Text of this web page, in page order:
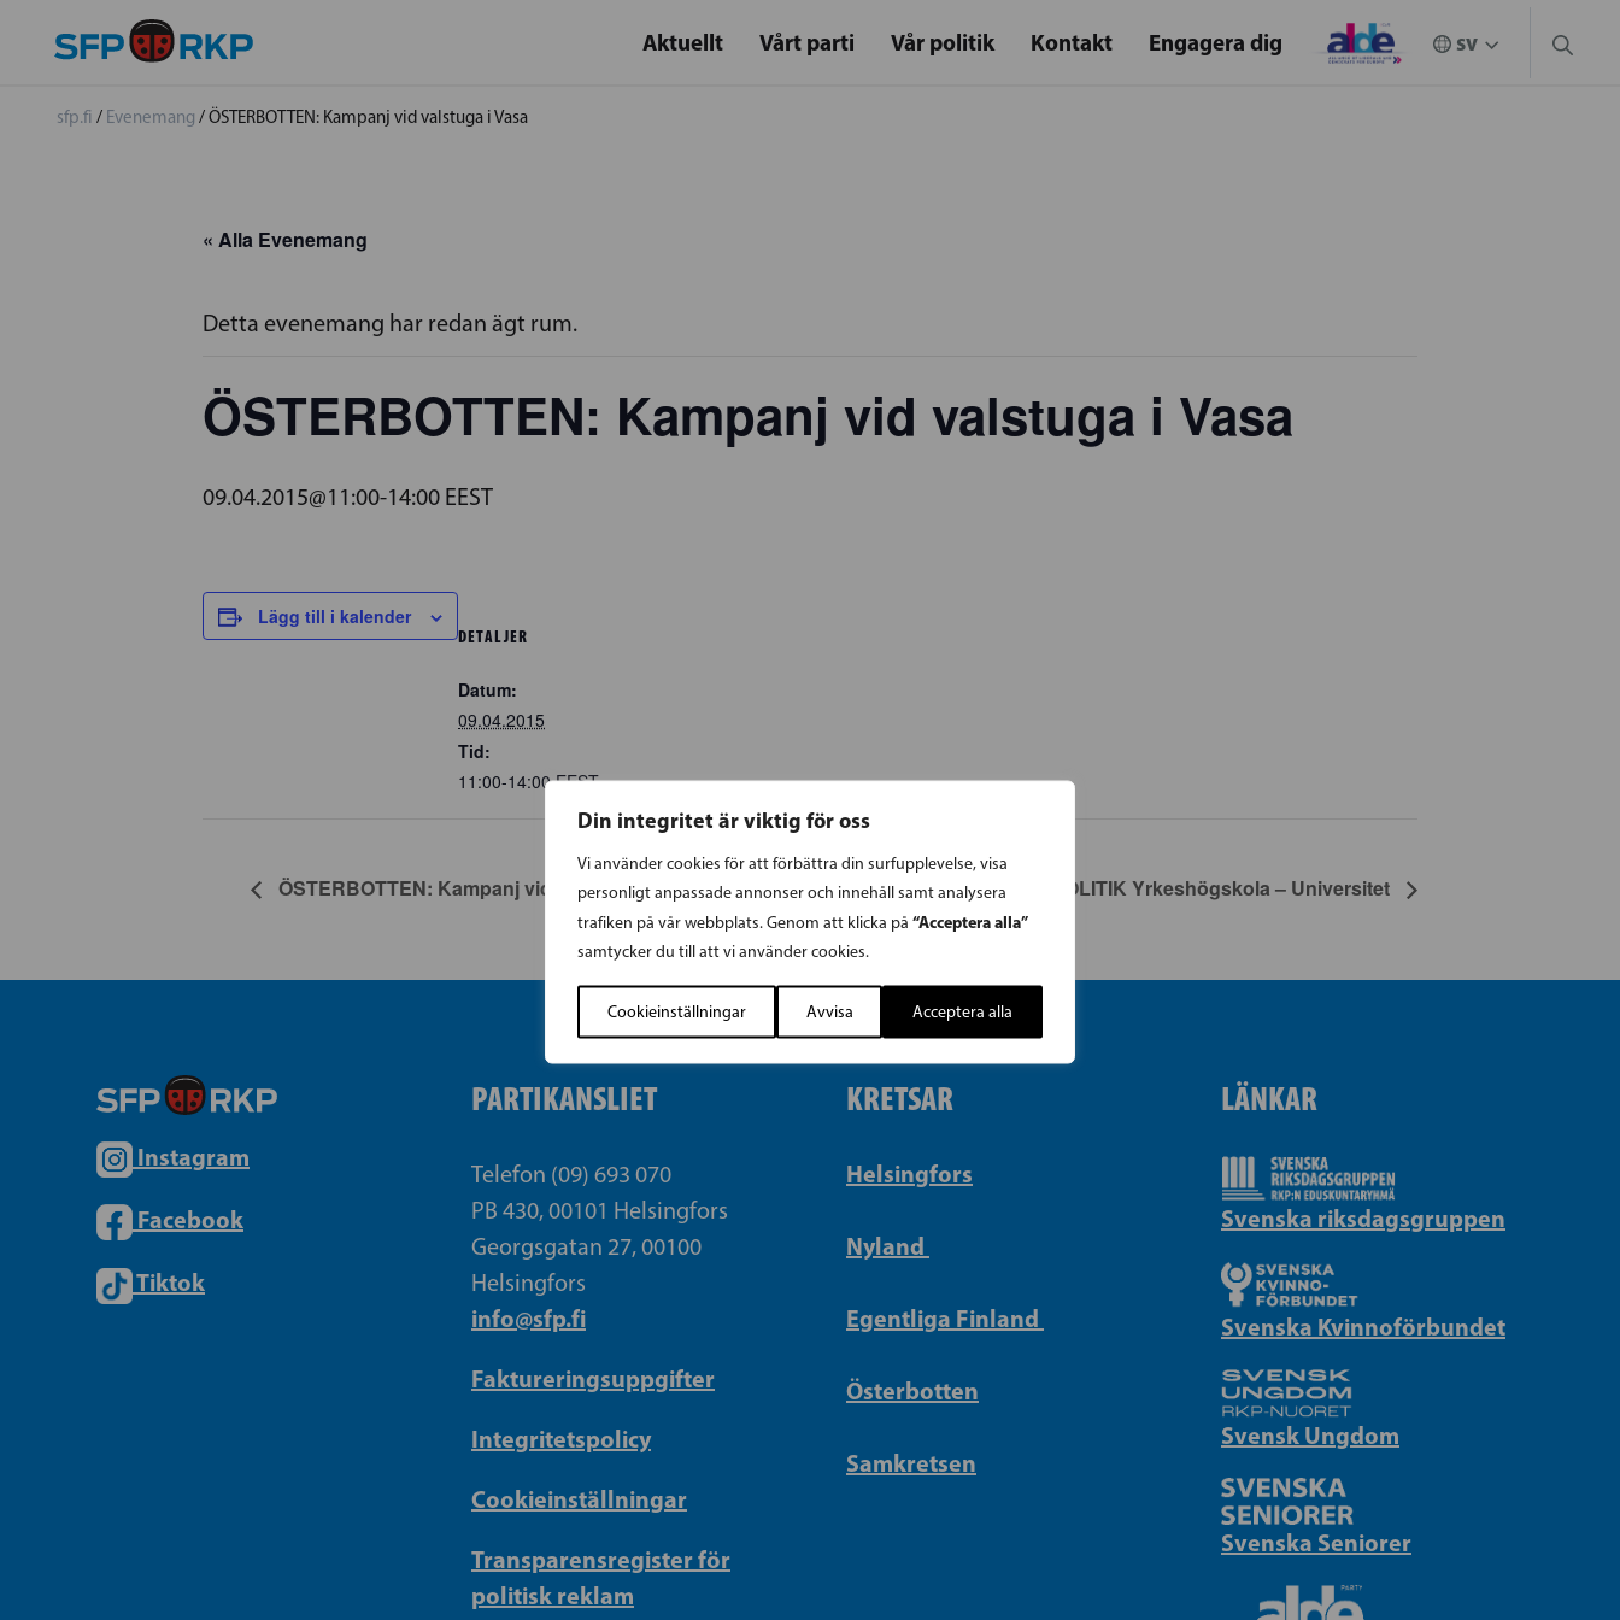
Din integritet är viktig för oss
Vi använder cookies för att förbättra din surfupplevelse, visa
personligt anpassade annonser och innehåll samt analysera
trafiken på vår webbplats. Genom att klicka på “Acceptera alla”
samtycker du till att vi använder cookies.
Cookieinställningar Avvisa Acceptera alla
Aktuellt Vårt parti Vår politik Kontakt Engagera dig
sfp.fi / Evenemang /ÖSTERBOTTEN: Kampanj vid valstuga i Vasa
« Alla Evenemang
Detta evenemang har redan ägt rum.
ÖSTERBOTTEN: Kampanj vid valstuga i Vasa
09.04.2015@11:00-14:00 EEST
Lägg till i kalender
DETALJER
Datum:
09.04.2015
Tid:
11:00-14:00EEST
ÖSTERBOTTEN: Kampanj vid valstuga i Vasa HELSINGFORS: UTBILDNINGSPOLITIK Yrkeshögskola – Universitet
Instagram
Facebook
Tiktok
PARTIKANSLIET
Telefon (09) 693 070
PB 430, 00101 Helsingfors
Georgsgatan 27, 00100
Helsingfors
info@sfp.fi
Faktureringsuppgifter
Integritetspolicy
Cookieinställningar
Transparensregister för
politisk reklam
KRETSAR
Helsingfors
Nyland
Egentliga Finland
Österbotten
Samkretsen
LÄNKAR
Svenska riksdagsgruppen
Svenska Kvinnoförbundet
Svensk Ungdom
Svenska Seniorer